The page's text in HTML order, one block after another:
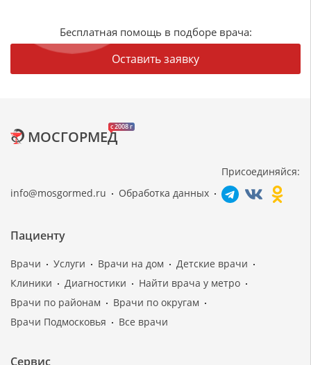
Бесплатная помощь в подборе врача:
Оставить заявку
c 2008 г
МОСГОРМЕД
info@mosgormed.ru Обработка данных
Присоединяйся:
Пациенту
Врачи Услуги Врачи на дом
Детские врачи
Клиники
Диагностики
Найти врача у метро
Врачи по районам
Врачи по округам
Врачи Подмосковья
Все врачи
Сервис